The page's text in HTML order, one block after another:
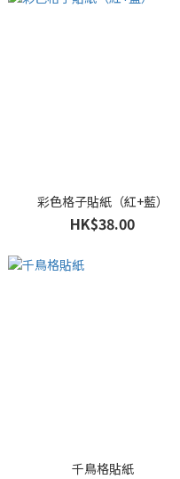
彩色格子貼紙（紅+藍）
HK$38.00
千鳥格貼紙